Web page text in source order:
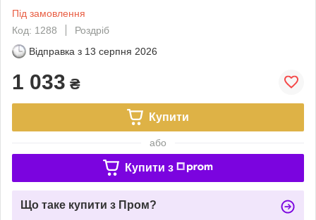
Під замовлення
Код: 1288
Роздріб
Відправка з 13 серпня 2026
1 033 ₴
Купити
або
Купити з
Що таке купити з Пром?